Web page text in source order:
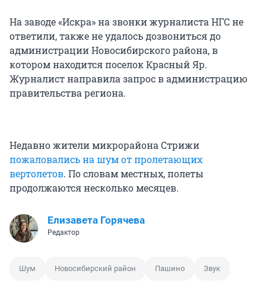
На заводе «Искра» на звонки журналиста НГС не
ответили, также не удалось дозвониться до
администрации Новосибирского района, в
котором находится поселок Красный Яр.
Журналист направила запрос в администрацию
правительства региона.
Недавно жители микрорайона Стрижи
пожаловались на шум от пролетающих
вертолетов. По словам местных, полеты
продолжаются несколько месяцев.
Елизавета Горячева
Редактор
Шум Новосибирский район Пашино Звук